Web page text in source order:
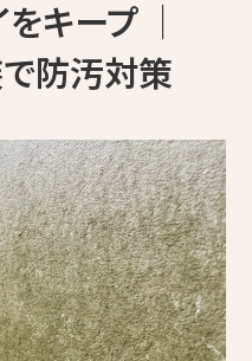
せ
キープ ｜
防汚対策